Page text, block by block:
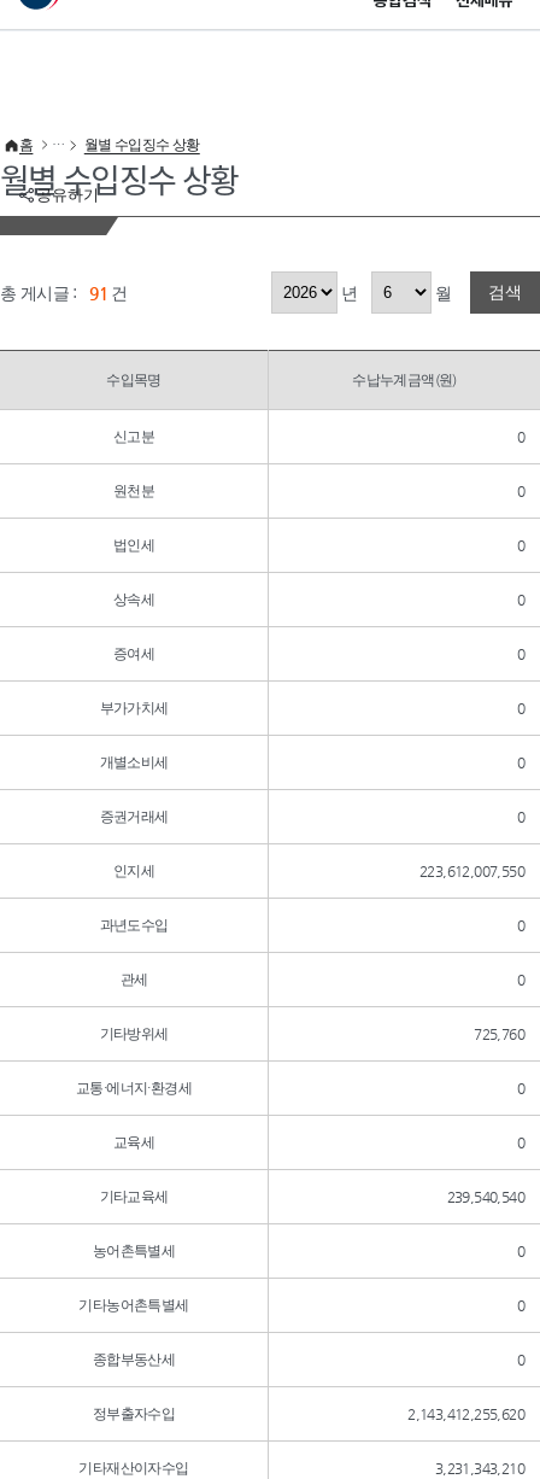
이 누리집은 대한민국 공식 전자정부 누리집입니다.
공유하기
홈 월별 수입징수 상황
월별 수입징수 상황
총 게시글 : 91 건 년 월 검색
수입목명 수납누계금액(원)
신고분 0
원천분 0
법인세 0
상속세 0
증여세 0
부가가치세 0
개별소비세 0
증권거래세 0
인지세 223,612,007,550
과년도수입 0
관세 0
기타방위세 725,760
교통·에너지·환경세 0
교육세 0
기타교육세 239,540,540
농어촌특별세 0
기타농어촌특별세 0
종합부동산세 0
정부출자수입 2,143,412,255,620
기타재산이자수입 3,231,343,210